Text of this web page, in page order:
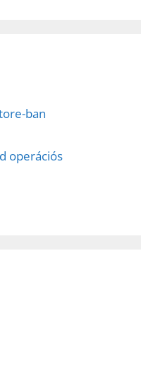
ban
operációs